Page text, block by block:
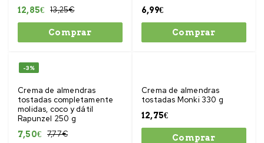
13,25€
12,85€
Comprar
6,99€
Comprar
-3%
Crema de almendras
tostadas completamente
molidas, coco y dátil
Rapunzel 250 g
7,77€
7,50€
Crema de almendras
tostadas Monki 330 g
12,75€
Comprar